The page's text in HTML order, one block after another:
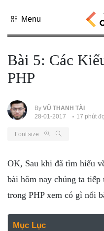
Tất cả
danh mục
PHP
PYTHON
NODE.JS
JAVA CORE
SQL
HTML
CSS
THỦ THUẬT
NGHỆ
Menu
Bài 5: Các
PHP
By VŨ THANH TÀI
28-01-2017
17 phút
Font size
OK, Sau khi đã tìm hiểu
bài hôm nay chúng ta
trong PHP xem có gì nổi
Mục Lục